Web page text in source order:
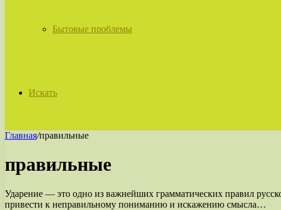
Бытовые проблемы
Искать
Главная/правильные
правильные
Ударение — это одно из важнейших грамматических правил
привести к неправильному пониманию и искажению смысла…